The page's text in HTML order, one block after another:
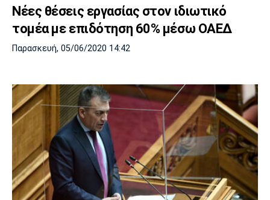
Νέες θέσεις εργασίας στον ιδιωτικό
τομέα με επιδότηση 60% μέσω ΟΑΕΔ
Παρασκευή, 05/06/2020 14:42